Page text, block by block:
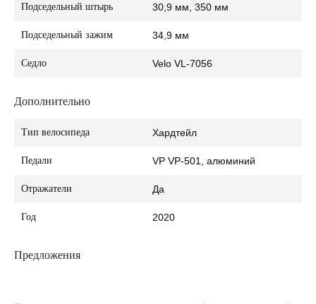
Подседельный штырь 30,9 мм, 350 мм
Подседельный зажим 34,9 мм
Седло Velo VL-7056
Дополнительно
Тип велосипеда Хардтейл
Педали VP VP-501, алюминий
Отражатели Да
Год 2020
Предложения